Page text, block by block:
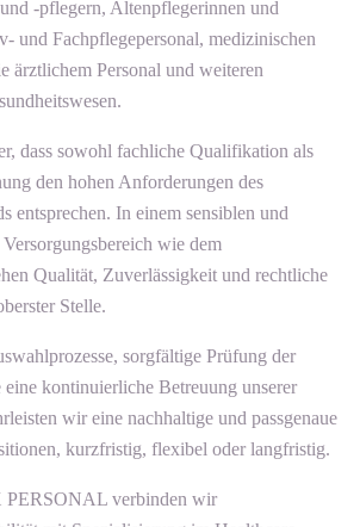
-pflegern, Altenpflegerinnen und
und Fachpflegepersonal, medizinischen
ärztlichem Personal und weiteren
dass sowohl fachliche Qualifikation als
den hohen Anforderungen des
entsprechen. In einem sensiblen und
wie dem
Qualität, Zuverlässigkeit und rechtliche
Stelle.
sorgfältige Prüfung der
kontinuierliche Betreuung unserer
wir eine nachhaltige und passgenaue
kurzfristig, flexibel oder langfristig.
verbinden wir